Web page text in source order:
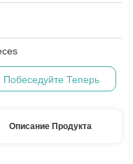
Побеседуйте Теперь
Описание Продукта